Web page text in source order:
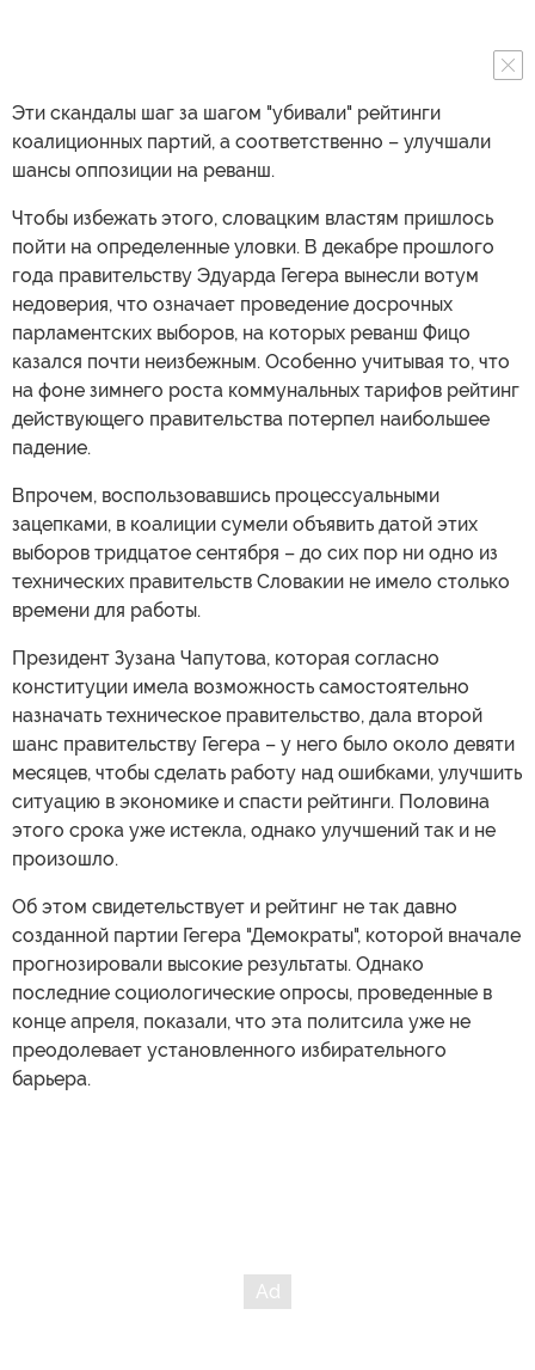
Эти скандалы шаг за шагом "убивали" рейтинги
коалиционных партий, а соответственно – улучшали
шансы оппозиции на реванш.
Чтобы избежать этого, словацким властям пришлось
пойти на определенные уловки. В декабре прошлого
года правительству Эдуарда Гегера вынесли вотум
недоверия, что означает проведение досрочных
парламентских выборов, на которых реванш Фицо
казался почти неизбежным. Особенно учитывая то, что
на фоне зимнего роста коммунальных тарифов рейтинг
действующего правительства потерпел наибольшее
падение.
Впрочем, воспользовавшись процессуальными
зацепками, в коалиции сумели объявить датой этих
выборов тридцатое сентября – до сих пор ни одно из
технических правительств Словакии не имело столько
времени для работы.
Президент Зузана Чапутова, которая согласно
конституции имела возможность самостоятельно
назначать техническое правительство, дала второй
шанс правительству Гегера – у него было около девяти
месяцев, чтобы сделать работу над ошибками, улучшить
ситуацию в экономике и спасти рейтинги. Половина
этого срока уже истекла, однако улучшений так и не
произошло.
Об этом свидетельствует и рейтинг не так давно
созданной партии Гегера "Демократы", которой вначале
прогнозировали высокие результаты. Однако
последние социологические опросы, проведенные в
конце апреля, показали, что эта политсила уже не
преодолевает установленного избирательного
барьера.